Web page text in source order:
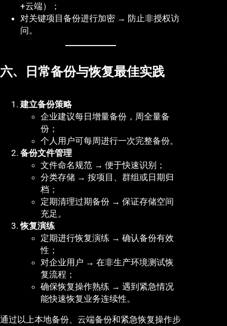
+云端）；
对关键项目备份进行加密 → 防止非授权访
问。
六、日常备份与恢复最佳实践
建立备份策略
企业建议每日增量备份，周全量备
份；
个人用户可每周进行一次完整备份。
备份文件管理
文件命名规范 → 便于快速识别；
分类存储 → 按项目、群组或日期归
档；
定期清理过期备份 → 保证存储空间
充足。
恢复演练
定期进行恢复演练 → 确认备份有效
性；
对企业用户 → 在非生产环境测试恢
复流程；
确保恢复操作熟练 → 遇到紧急情况
能快速恢复业务连续性。
通过以上本地备份、云端备份和紧急恢复操作步